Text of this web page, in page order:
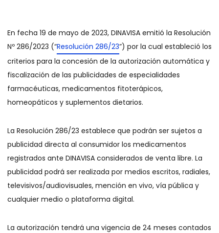
En fecha 19 de mayo de 2023, DINAVISA emitió la Resolución
Nº 286/2023 (“Resolución 286/23”) por la cual estableció los
criterios para la concesión de la autorización automática y
fiscalización de las publicidades de especialidades
farmacéuticas, medicamentos fitoterápicos,
homeopáticos y suplementos dietarios.
La Resolución 286/23 establece que podrán ser sujetos a
publicidad directa al consumidor los medicamentos
registrados ante DINAVISA considerados de venta libre. La
publicidad podrá ser realizada por medios escritos, radiales,
televisivos/audiovisuales, mención en vivo, vía pública y
cualquier medio o plataforma digital.
La autorización tendrá una vigencia de 24 meses contados